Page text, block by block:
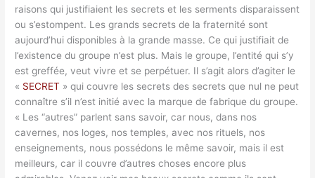
raisons qui justifiaient les secrets et les serments disparaissent
ou s’estompent. Les grands secrets de la fraternité sont
aujourd’hui disponibles à la grande masse. Ce qui justifiait de
l’existence du groupe n’est plus. Mais le groupe, l’entité qui s’y
est greffée, veut vivre et se perpétuer. Il s’agit alors d’agiter le
« SECRET » qui couvre les secrets des secrets que nul ne peut
connaître s’il n’est initié avec la marque de fabrique du groupe.
« Les “autres” parlent sans savoir, car nous, dans nos
cavernes, nos loges, nos temples, avec nos rituels, nos
enseignements, nous possédons le même savoir, mais il est
meilleurs, car il couvre d’autres choses encore plus